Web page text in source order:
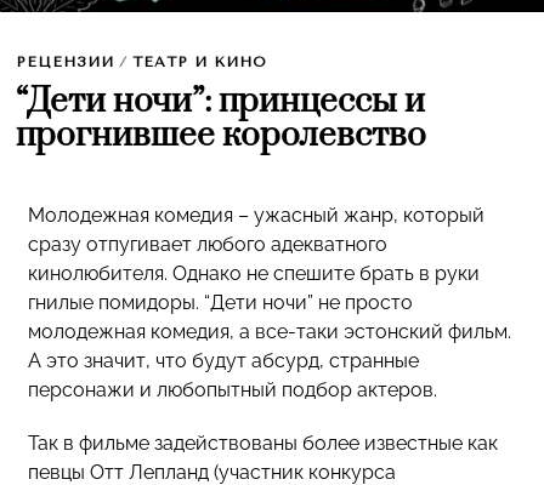
РЕЦЕНЗИИ / ТЕАТР И КИНО
“Дети ночи”: принцессы и
прогнившее королевство
Молодежная комедия – ужасный жанр, который
сразу отпугивает любого адекватного
кинолюбителя. Однако не спешите брать в руки
гнилые помидоры. “Дети ночи” не просто
молодежная комедия, а все-таки эстонский фильм.
А это значит, что будут абсурд, странные
персонажи и любопытный подбор актеров.
Так в фильме задействованы более известные как
певцы Отт Лепланд (участник конкурса